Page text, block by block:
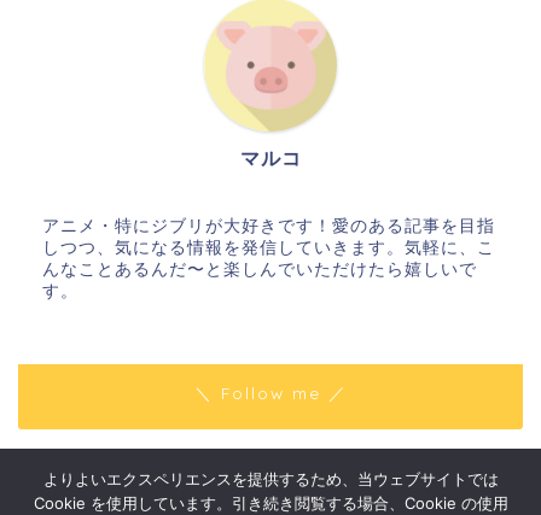
マルコ
アニメ・特にジブリが大好きです！愛のある記事を目指
しつつ、気になる情報を発信していきます。気軽に、こ
んなことあるんだ〜と楽しんでいただけたら嬉しいで
す。
＼ Follow me ／
プライバシーポリシー 免責事項
よりよいエクスペリエンスを提供するため、当ウェブサイトでは
Cookie を使用しています。引き続き閲覧する場合、Cookie の使用